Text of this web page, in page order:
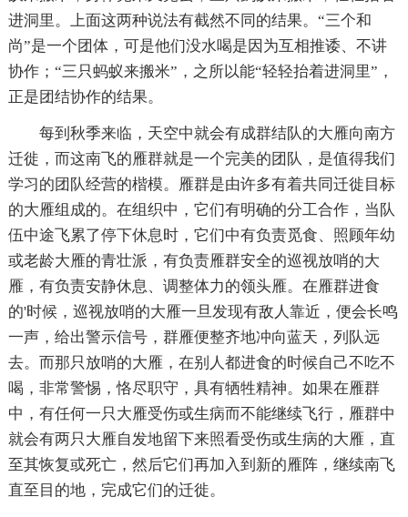
进洞里。上面这两种说法有截然不同的结果。“三个和
尚”是一个团体，可是他们没水喝是因为互相推诿、不讲
协作；“三只蚂蚁来搬米”，之所以能“轻轻抬着进洞里”，
正是团结协作的结果。
每到秋季来临，天空中就会有成群结队的大雁向南方
迁徙，而这南飞的雁群就是一个完美的团队，是值得我们
学习的团队经营的楷模。雁群是由许多有着共同迁徙目标
的大雁组成的。在组织中，它们有明确的分工合作，当队
伍中途飞累了停下休息时，它们中有负责觅食、照顾年幼
或老龄大雁的青壮派，有负责雁群安全的巡视放哨的大
雁，有负责安静休息、调整体力的领头雁。在雁群进食
的'时候，巡视放哨的大雁一旦发现有敌人靠近，便会长鸣
一声，给出警示信号，群雁便整齐地冲向蓝天，列队远
去。而那只放哨的大雁，在别人都进食的时候自己不吃不
喝，非常警惕，恪尽职守，具有牺牲精神。如果在雁群
中，有任何一只大雁受伤或生病而不能继续飞行，雁群中
就会有两只大雁自发地留下来照看受伤或生病的大雁，直
至其恢复或死亡，然后它们再加入到新的雁阵，继续南飞
直至目的地，完成它们的迁徙。